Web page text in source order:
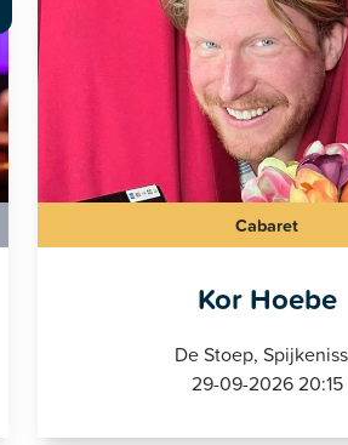
Cabaret
Kor Hoebe
De Stoep,
29-09-2026 20:15